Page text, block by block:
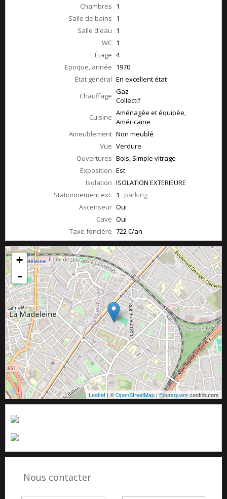
Chambres 1
Salle de bains 1
Salle d'eau 1
WC 1
Étage 4
Epoque, année 1970
État général En excellent état
Chauffage Gaz
Collectif
Cuisine Aménagée et équipée,
Américaine
Ameublement Non meublé
Vue Verdure
Ouvertures Bois, Simple vitrage
Exposition Est
Isolation ISOLATION EXTERIEURE
Stationnement ext. 1 parking
Ascenseur Oui
Cave Oui
Taxe foncière 722 €/an
+
-
Leaflet | ©OpenStreetMap | Foursquarecontributors
Nous contacter